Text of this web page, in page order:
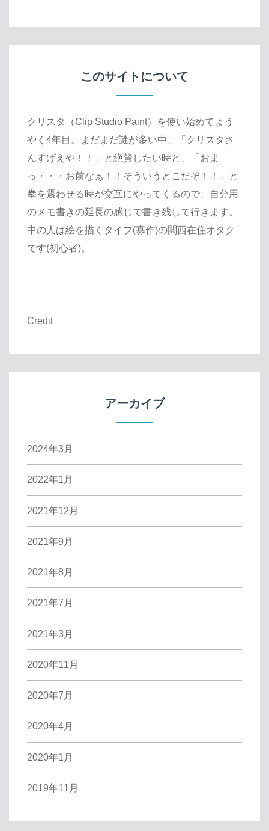
このサイトについて
クリスタ（Clip Studio Paint）を使い始めてよう
やく4年目。まだまだ謎が多い中、「クリスタさ
んすげえや！！」と絶賛したい時と、「おま
っ・・・お前なぁ！！そういうとこだぞ！！」と
拳を震わせる時が交互にやってくるので、自分用
のメモ書きの延長の感じで書き残して行きます。
中の人は絵を描くタイプ(寡作)の関西在住オタク
です(初心者)。
Credit
アーカイブ
2024年3月
2022年1月
2021年12月
2021年9月
2021年8月
2021年7月
2021年3月
2020年11月
2020年7月
2020年4月
2020年1月
2019年11月